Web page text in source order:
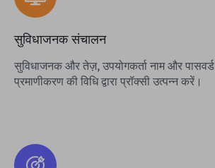
सुविधाजनक संचालन
सुविधाजनक और तेज़, उपयोगकर्ता नाम और पासवर्ड
प्रमाणीकरण की विधि द्वारा प्रॉक्सी उत्पन्न करें।